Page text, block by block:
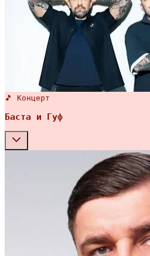
🎵 Концерт
Баста и Гуф